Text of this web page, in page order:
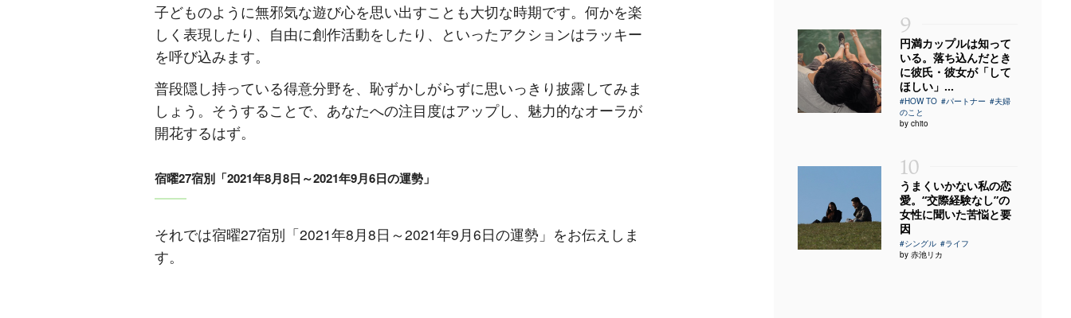
子どものように無邪気な遊び心を思い出すことも大切な時期です。何かを楽
しく表現したり、自由に創作活動をしたり、といったアクションはラッキー
を呼び込みます。
普段隠し持っている得意分野を、恥ずかしがらずに思いっきり披露してみま
しょう。そうすることで、あなたへの注目度はアップし、魅力的なオーラが
開花するはず。
宿曜27宿別「2021年8月8日～2021年9月6日の運勢」
それでは宿曜27宿別「2021年8月8日～2021年9月6日の運勢」をお伝えしま
す。
9
円満カップルは知って
いる。落ち込んだとき
に彼氏・彼女が「して
ほしい」...
#HOW TO #パートナー #夫婦
のこと
by chito
10
うまくいかない私の恋
愛。“交際経験なし”の
女性に聞いた苦悩と要
因
#シングル #ライフ
by 赤池リカ